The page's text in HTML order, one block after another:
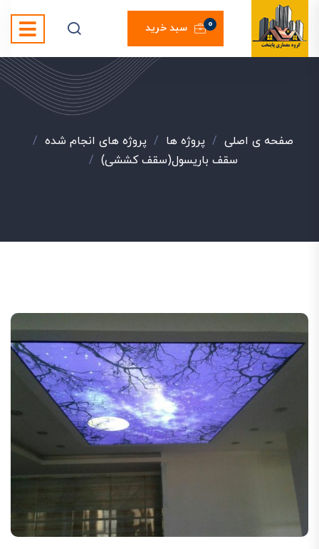
سبد خرید 0
صفحه ی اصلی / پروژه ها / پروژه های انجام شده /
سقف باریسول(سقف کششی) /